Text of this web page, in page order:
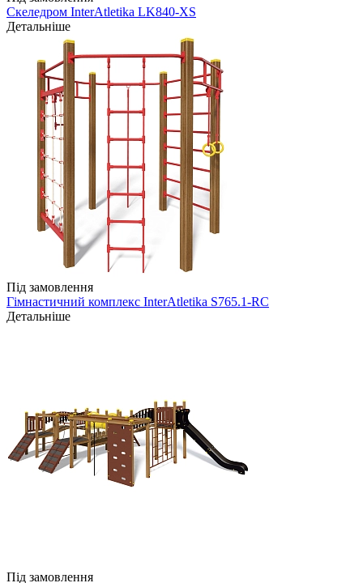
Скеледром InterAtletika LK840-XS
Детальніше
Під замовлення
Гімнастичний комплекс InterAtletika S765.1-RC
Детальніше
Під замовлення